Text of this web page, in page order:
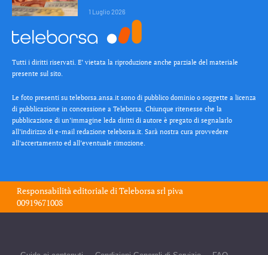
1 Luglio 2026
Tutti i diritti riservati. E’ vietata la riproduzione anche parziale del materiale
presente sul sito.
Le foto presenti su teleborsa.ansa.it sono di pubblico dominio o soggette a licenza
di pubblicazione in concessione a Teleborsa. Chiunque ritenesse che la
pubblicazione di un’immagine leda diritti di autore è pregato di segnalarlo
all’indirizzo di e-mail redazione teleborsa.it. Sarà nostra cura provvedere
all’accertamento ed all’eventuale rimozione.
Responsabilità editoriale diTeleborsa srlpiva
00919671008